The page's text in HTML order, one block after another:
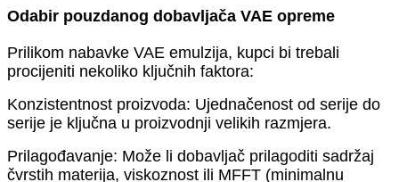
Odabir pouzdanog dobavljača VAE opreme
Prilikom nabavke VAE emulzija, kupci bi trebali
procijeniti nekoliko ključnih faktora:
Konzistentnost proizvoda: Ujednačenost od serije do
serije je ključna u proizvodnji velikih razmjera.
Prilagođavanje: Može li dobavljač prilagoditi sadržaj
čvrstih materija, viskoznost ili MFFT (minimalnu